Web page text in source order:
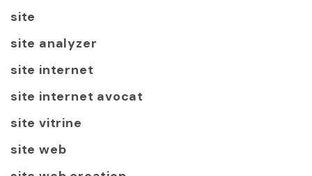
site
site analyzer
site internet
site internet avocat
site vitrine
site web